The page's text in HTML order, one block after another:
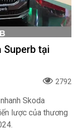
Superb tại
2792
Skoda
lược của thương